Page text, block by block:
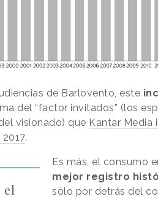
de Barlovento, este
del “factor invitados” (los
visionado) que Kantar Media
.
el
Es más, el consumo
mejor registro
sólo por detrás del